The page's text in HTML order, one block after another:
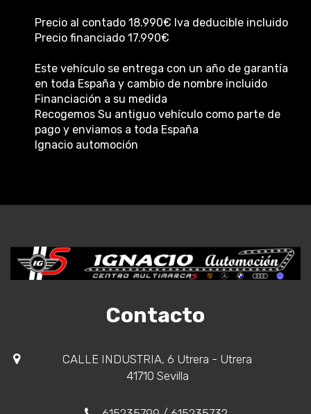
Precio al contado 18.990€ Iva deducible incluido
Precio financiado 17.990€
Este vehículo se entrega con un año de garantía
en toda España y cambio de nombre incluido
Financiación a su medida
Recogemos Su antiguo vehículo como parte de
pago y enviamos a toda España
Ignacio automoción
Contacto
CALLE INDUSTRIA, 6 Utrera - Utrera
41710 Sevilla